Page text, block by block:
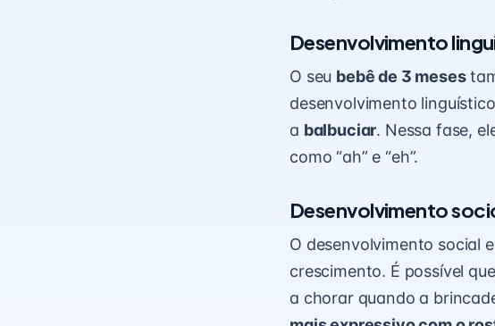
Desenvolvimento
O seu bebê de 3 meses
desenvolvimento
a balbuciar. Nessa fase,
como “ah” e “eh”.
Desenvolvimento
O desenvolvimento social
crescimento. É possível
a chorar quando a